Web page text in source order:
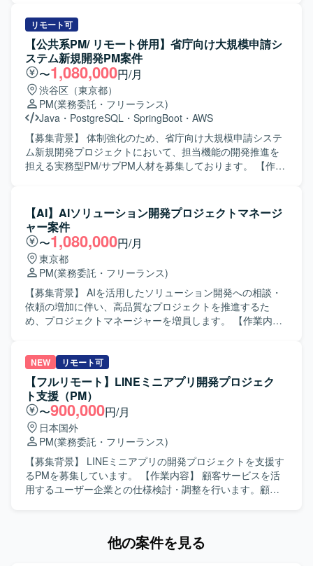
積むことができます。 【開発環境】 言語：PHP、Go、
TypeScript フレームワーク：Gin、GORM、Node.js、
React.js データベース：Aurora（PostgreSQL） インフラ／
ツール：AWS、Terraform、GitHub、NewRelic、Docker
び体制の検討を行います。また、各種検討結果をとりまと
めた資料作成および顧客への説明を担当していただきま
す。 【求める人物像】 関係者と円滑にコミュニケーション
を取りながら、課題を整理し主体的に提案していける方を
求めています。複数システムが関わるプロジェクトにおい
て、全体を俯瞰しながら計画立案や調整を進められる方が
望ましいです。 【ポジションの魅力】 大規模システムの
EOS対応における計画策定フェーズから参画いただくた
め、上流工程での企画・計画立案スキルを高めることがで
きます。顧客折衝や各種資料作成を通じて、マネジメント
およびコンサルティングに近い経験を積むことができま
ェクト内標準に準拠して進めていただきます。
リモート可
【公共系PM/ リモート併用】省庁向け大規模申請シ
ステム新規開発PM案件
〜1,080,000円/月
渋谷区（東京都）
PM(業務委託・フリーランス)
Java ・ PostgreSQL ・ SpringBoot ・ AWS
【募集背景】 体制強化のため、省庁向け大規模申請システ
ム新規開発プロジェクトにおいて、担当機能の開発推進を
担える実務型PM/サブPM人材を募集しております。 【作業
いただきます。利用者増加に伴う手続負荷の軽減と業務効
率化を目的としたシステムの開発を進めていただきます。
具体的には、担当機能の開発推進、進捗・課題・リスク管
理、仕様整理や不明点の確認、論点整理、元請への報告、
関係者調整、他チームや関連部署との横断調整、各種資料
作成などを行っていただきます。 【求める人物像】 複数部
門・複数組織が関わる大規模案件の中で、主体的に論点を
整理しながら関係者と円滑にコミュニケーションを取り、
自走してプロジェクトを推進できる方を求めております。
が望ましいです。 【ポジションの魅力】 省庁向けの大規模
申請システムという社会的インパクトの大きい案件に参画
いただけます。利用者増加に伴う業務課題の解決に直結す
るシステム開発の中核を担えるため、上流からのプロジェ
クトマネジメント経験を積むことができます。複数本部に
よる合同開発体制のもとで、横断的な調整力やマネジメン
トスキルを高められる環境です。 【開発環境】 Flutter、
Java、TypeScript、SpringBoot、PostgreSQL、React、
AWS などを用いた環境での開発となります。
【AI】AIソリューション開発プロジェクトマネージ
ャー案件
〜1,080,000円/月
東京都
PM(業務委託・フリーランス)
【募集背景】 AIを活用したソリューション開発への相談・
依頼の増加に伴い、高品質なプロジェクトを推進するた
め、プロジェクトマネージャーを増員します。 【作業内
アリング、課題整理、要件定義、業務フロー・機能要件の
設計、プロジェクト計画の策定、開発フェーズの進捗・品
質・課題管理、テスト・リリース計画、運用チームへの引
き継ぎ、継続的な改善提案を担当します。 【求める人物
像】 顧客の課題や要望を深く理解し、最適な解決策を考え
られる方を求めています。社内外の関係者と円滑に連携
し、不確実な状況でも自ら整理・提案し、主体的にプロジ
ェクトを推進できる方を歓迎します。 【ポジションの魅
力】 AIを活用したシステム開発を通じて顧客の業務変革や
事業成長に貢献できます。要件定義からリリースまで一貫
NEW リモート可
【フルリモート】LINEミニアプリ開発プロジェク
ト支援（PM）
〜900,000円/月
日本国外
PM(業務委託・フリーランス)
【募集背景】 LINEミニアプリの開発プロジェクトを支援す
るPMを募集しています。 【作業内容】 顧客サービスを活
用するユーザー企業との仕様検討・調整を行います。顧客
他の案件を見る